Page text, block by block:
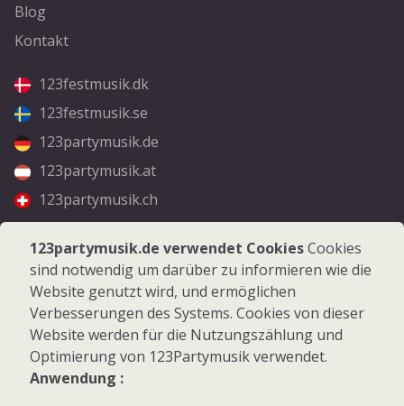
Blog
Kontakt
123festmusik.dk
123festmusik.se
123partymusik.de
123partymusik.at
123partymusik.ch
Folgen Sie uns
Facebook
Instagram
123partymusik.de verwendet CookiesCookies
sind notwendig um darüber zu informieren wie die
Website genutzt wird, und ermöglichen
Verbesserungen des Systems. Cookies von dieser
Website werden für die Nutzungszählung und
Optimierung von 123Partymusik verwendet.
Anwendung :